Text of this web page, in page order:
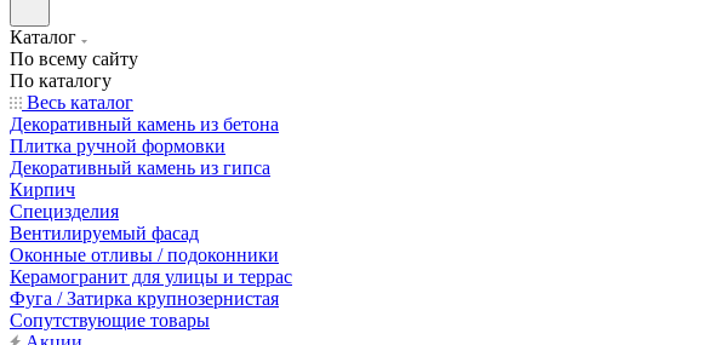
Каталог
По всему сайту
По каталогу
Весь каталог
Декоративный камень из бетона
Плитка ручной формовки
Декоративный камень из гипса
Кирпич
Специзделия
Вентилируемый фасад
Оконные отливы / подоконники
Керамогранит для улицы и террас
Фуга / Затирка крупнозернистая
Сопутствующие товары